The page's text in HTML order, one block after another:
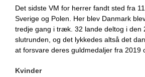
Det sidste VM for herrer fandt sted fra
Sverige og Polen. Her blev Danmark
tredje gang i træk. 32 lande deltog i den
slutrunden, og det lykkedes altså det
at forsvare deres guldmedaljer fra 2019
Kvinder